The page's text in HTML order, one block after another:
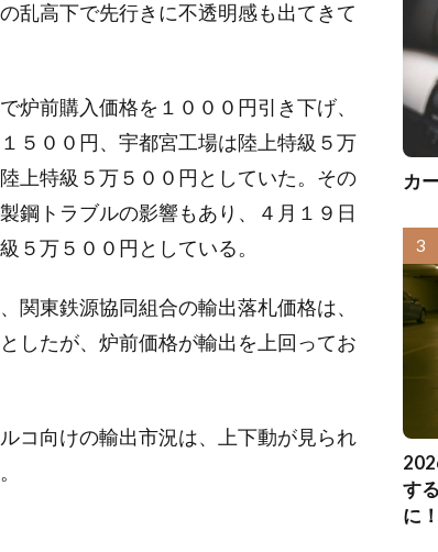
乱高下で先行きに不透明感も出てきて
炉前購入価格を１０００円引き下げ、
５００円、宇都宮工場は陸上特級５万
上特級５万５００円としていた。その
鋼トラブルの影響もあり、４月１９日
５万５００円としている。
関東鉄源協同組合の輸出落札価格は、
したが、炉前価格が輸出を上回ってお
コ向けの輸出市況は、上下動が見られ
カ
す
に